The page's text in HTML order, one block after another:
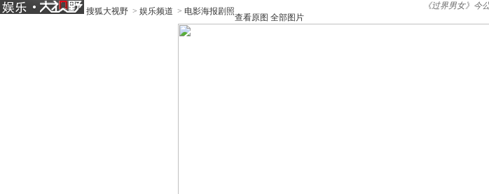
搜狐大视野 > 娱乐频道 > 电影海报剧照
《过界男女》今
查看原图 全部图片